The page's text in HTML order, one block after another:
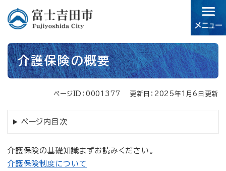
す。
本
文 介護保険の概要
ページID：0001377 更新日：2025年1月6日更新
ページ内目次
介護保険の基礎知識まずお読みください。
介護保険制度について